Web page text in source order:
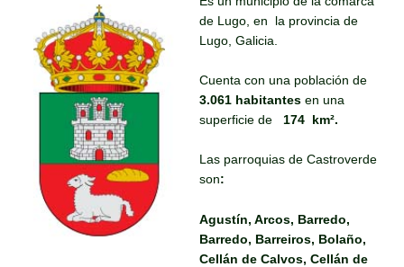
de Lugo, en la provincia de
Lugo, Galicia.
Cuenta con una población de
3.061 habitantes en una
superficie de
174 km².
Las parroquias de Castroverde
son:
Agustín, Arcos, Barredo,
Barredo, Barreiros, Bolaño,
Cellán de Calvos, Cellán de